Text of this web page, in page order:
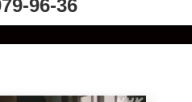
96-36